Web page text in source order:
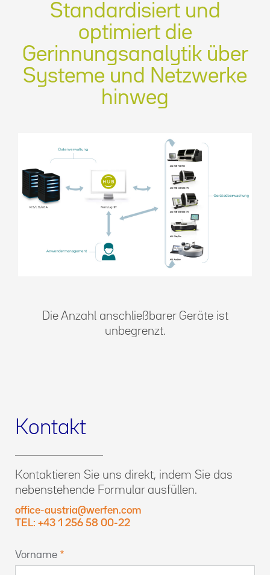
Standardisiert und
optimiert die
Gerinnungsanalytik über
Systeme und Netzwerke
hinweg
Die Anzahl anschließbarer Geräte ist
unbegrenzt.
Kontakt
Kontaktieren Sie uns direkt, indem Sie das
nebenstehende Formular ausfüllen.
office-austria@werfen.com
TEL: +43 1 256 58 00-22
Vorname